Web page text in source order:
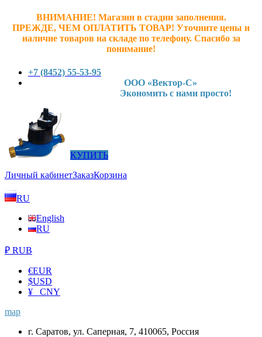
ВНИМАНИЕ! Магазин в стадии заполнения.
ПРЕЖДЕ, ЧЕМ ОПЛАТИТЬ ТОВАР! Уточните цены и
наличие товаров на складе по телефону. Спасибо за
понимание!
+7 (8452) 55-53-95
ООО «Вектор-С»
Экономить с нами просто!
КУПИТЬ
Личный кабинетЗаказКорзина
RU
English
RU
₽ RUB
€EUR
$USD
¥ CNY
map
г. Саратов, ул. Саперная, 7, 410065, Россия